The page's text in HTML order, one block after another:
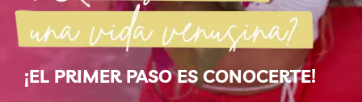
¡EL PRIMER PASO ES CONOCERTE!